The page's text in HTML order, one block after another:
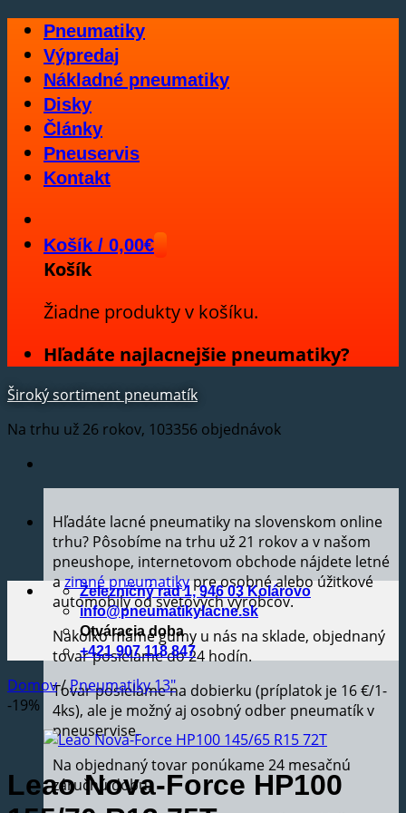
Skip
content
Pneumatiky
Výpredaj
Nákladné pneumatiky
Disky
Články
Pneuservis
Kontakt
Košík / 0,00€
Košík
Žiadne produkty v košíku.
Hľadáte najlacnejšie pneumatiky?
Široký sortiment pneumatík
Na trhu už 26 rokov, 103356 objednávok
Hľadáte lacné pneumatiky na slovenskom online
trhu? Pôsobíme na trhu už 21 rokov a v našom
pneushope, internetovom obchode nájdete letné
azimné pneumatikypre osobné alebo úžitkové
automobily od svetových výrobcov.
Nakoľko máme gumy u nás na sklade, objednaný
tovar posielame do 24 hodín.
Tovar posielame na dobierku (príplatok je 16 €/1-
4ks), ale je možný aj osobný odber pneumatík v
pneuservise.
Na objednaný tovar ponúkame 24 mesačnú
záručnú dobu.
Železničný rad 1, 946 03 Kolárovo
info@pneumatikylacne.sk
Otváracia doba
+421 907 118 847
Domov/Pneumatiky 13"
-19%
Leao Nova-Force HP100